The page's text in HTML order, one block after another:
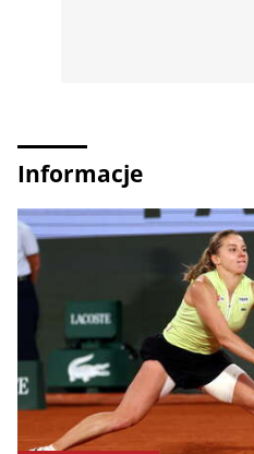
Informacje